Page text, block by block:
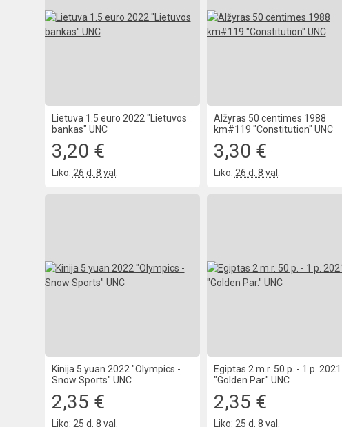
Lietuva 1.5 euro 2022 "Lietuvos
bankas" UNC
3,20 €
Liko: 26 d. 8 val.
Alžyras 50 centimes 1988
km#119 "Constitution" UNC
3,30 €
Liko: 26 d. 8 val.
Kinija 5 yuan 2022 "Olympics -
Snow Sports" UNC
2,35 €
Liko: 25 d. 8 val.
Egiptas 2 m.r. 50 p. - 1 p. 2021
"Golden Par." UNC
2,35 €
Liko: 25 d. 8 val.